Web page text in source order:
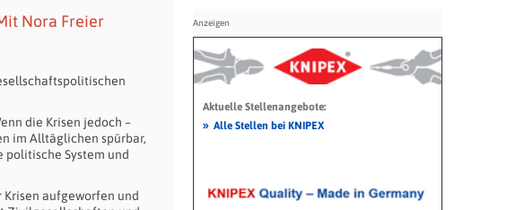
Nora Freier
die Krisen jedoch –
im Alltäglichen spürbar,
System und
aufgeworfen und
Aktuelle Stellenangebote:
» Alle Stellen bei KNIPEX